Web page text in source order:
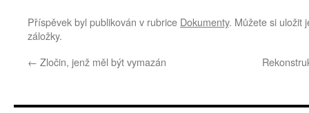
Příspěvek byl publikován v rubrice Dokumenty. Můžete si uložit
záložky.
← Zločin, jenž měl být vymazán